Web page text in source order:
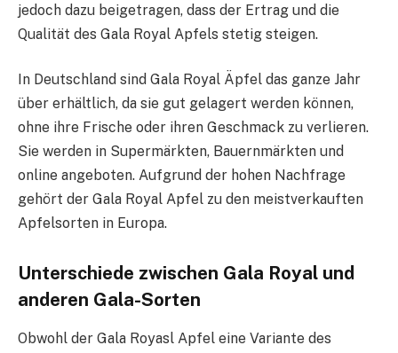
jedoch dazu beigetragen, dass der Ertrag und die
Qualität des Gala Royal Apfels stetig steigen.
In Deutschland sind Gala Royal Äpfel das ganze Jahr
über erhältlich, da sie gut gelagert werden können,
ohne ihre Frische oder ihren Geschmack zu verlieren.
Sie werden in Supermärkten, Bauernmärkten und
online angeboten. Aufgrund der hohen Nachfrage
gehört der Gala Royal Apfel zu den meistverkauften
Apfelsorten in Europa.
Unterschiede zwischen Gala Royal und
anderen Gala-Sorten
Obwohl der Gala Royasl Apfel eine Variante des